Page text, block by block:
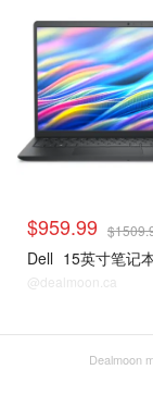
$959.99
Dell 15英寸笔记
@dealmoon.ca
Dealmoon